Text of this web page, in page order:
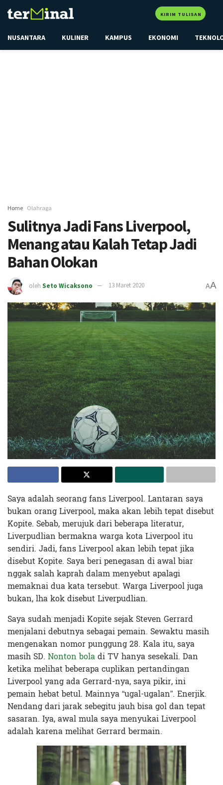
KIRIM TULISAN
NUSANTARA KULINER KAMPUS EKONOMI
Home Olahraga
Sulitnya Jadi Fans Liverpool,
Menang atau Kalah Tetap Jadi
Bahan Olokan
oleh Seto Wicaksono 13 Maret 2020 AA
Saya adalah seorang fans Liverpool. Lantaran saya
bukan orang Liverpool, maka akan lebih tepat disebut
Kopite. Sebab, merujuk dari beberapa literatur,
Liverpudlian bermakna warga kota Liverpool itu
sendiri. Jadi, fans Liverpool akan lebih tepat jika
disebut Kopite. Saya beri penegasan di awal biar
nggak salah kaprah dalam menyebut apalagi
memaknai dua kata tersebut. Warga Liverpool juga
bukan, lha kok disebut Liverpudlian.
Saya sudah menjadi Kopite sejak Steven Gerrard
menjalani debutnya sebagai pemain. Sewaktu masih
mengenakan nomor punggung 28. Kala itu, saya
masih SD. Nonton boladi TV hanya sesekali. Dan
ketika melihat beberapa cuplikan pertandingan
Liverpool yang ada Gerrard-nya, saya pikir, ini
pemain hebat betul. Mainnya “ugal-ugalan”. Enerjik.
Nendang dari jarak sebegitu jauh bisa gol dan tepat
sasaran. Iya, awal mula saya menyukai Liverpool
adalah karena melihat Gerrard bermain.